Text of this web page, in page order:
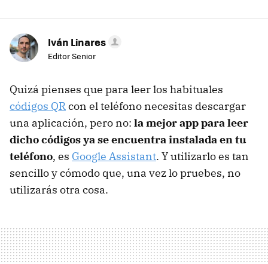
Iván Linares
Editor Senior
Quizá pienses que para leer los habituales
códigos QRcon el teléfono necesitas descargar
una aplicación, pero no: la mejor app para leer
dicho códigos ya se encuentra instalada en tu
teléfono, es Google Assistant. Y utilizarlo es tan
sencillo y cómodo que, una vez lo pruebes, no
utilizarás otra cosa.